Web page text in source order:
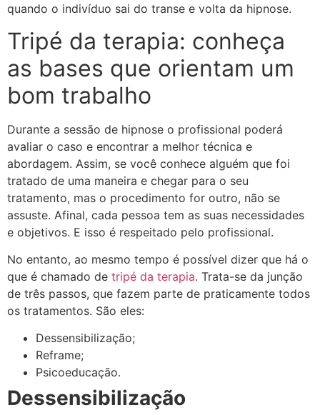
quando o indivíduo sai do transe e volta da hipnose.
Tripé da terapia: conheça
as bases que orientam um
bom trabalho
Durante a sessão de hipnose o profissional poderá
avaliar o caso e encontrar a melhor técnica e
abordagem. Assim, se você conhece alguém que foi
tratado de uma maneira e chegar para o seu
tratamento, mas o procedimento for outro, não se
assuste. Afinal, cada pessoa tem as suas necessidades
e objetivos. E isso é respeitado pelo profissional.
No entanto, ao mesmo tempo é possível dizer que há o
que é chamado de tripé da terapia. Trata-se da junção
de três passos, que fazem parte de praticamente todos
os tratamentos. São eles:
Dessensibilização;
Reframe;
Psicoeducação.
Dessensibilização